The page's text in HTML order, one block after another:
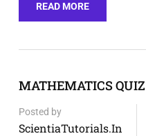
READ MORE
MATHEMATICS QUIZ
Posted by
ScientiaTutorials.in